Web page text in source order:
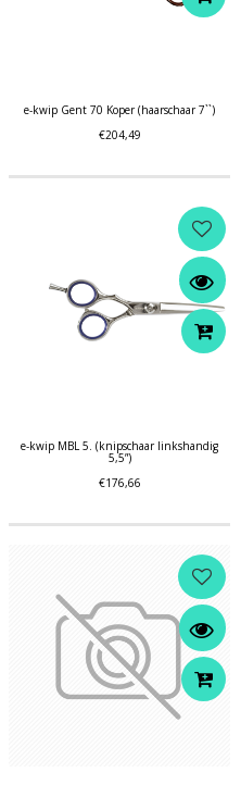
e-kwip Gent 70 Koper (haarschaar 7``)
€204,49
e-kwip MBL 5. (knipschaar linkshandig
5,5”)
€176,66